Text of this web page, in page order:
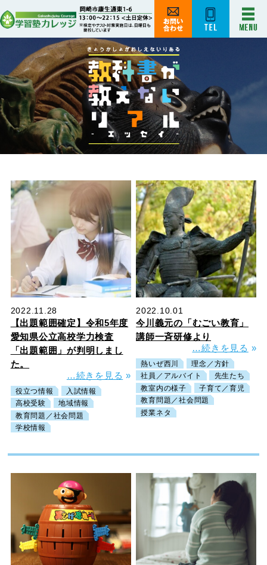
2022.11.28
【出題範囲確定】令和5年度
愛知県公立高校学力検査
「出題範囲」が判明しまし
た。
…続きを見る »
役立つ情報
入試情報
高校受験
地域情報
教育問題／社会問題
学校情報
2022.10.01
今川義元の「むごい教育」
講師一斉研修より
…続きを見る »
熱いぜ西川
理念／方針
社員／アルバイト
先生たち
教室内の様子
子育て／育児
教育問題／社会問題
授業ネタ